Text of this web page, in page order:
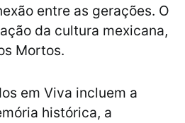
entre as gerações. O
da cultura mexicana,
Mortos.
em Viva incluem a
histórica, a